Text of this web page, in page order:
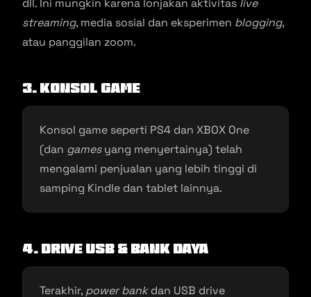
dll. Ini mungkin karena lonjakan aktivitas live
streaming, media sosial dan eksperimen blogging,
atau panggilan zoom.
3. Konsol Game
Konsol game seperti PS4 dan XBOX One
(dan gamesyang menyertainya) telah
mengalami penjualan yang lebih tinggi di
samping Kindle dan tablet lainnya.
4. Drive USB & Bank Daya
Terakhir, power bankdan USB drive